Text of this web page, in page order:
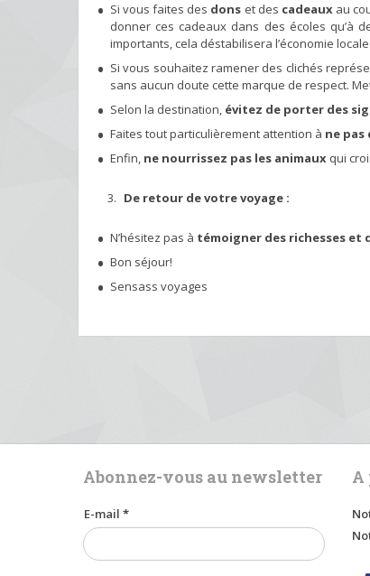
Si vous faites des dons et des cadeauxau
donner ces cadeaux dans des écoles qu’à
importants, cela déstabilisera l’économie
Si vous souhaitez ramener des clichés
sans aucun doute cette marque de respect.
Selon la destination, évitez de porter des
Faites tout particulièrement attention à ne
Enfin, ne nourrissez pas les animaux qui
De retour de votre voyage :
N’hésitez pas à témoigner des richesses et
Bon séjour!
Sensass voyages
Abonnez-vous au newsletter
E-mail *
A